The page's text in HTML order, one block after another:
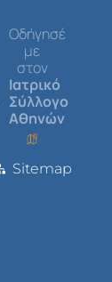
Οδήγησέ
με
στον
Ιατρικό
Σύλλογο
Αθηνών
Sitemap